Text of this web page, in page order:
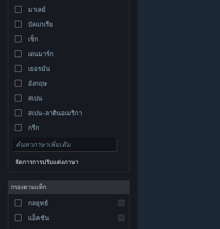
© Valve Corporation สงวนลิขสิทธิ์ เครื่องหมายการค้า
และประเทศอื่น
นโยบายความเป็นส่วนตัว
การช่วยการเข้าถึง|
Steam| การคืนเงิน
มาเลย์
บัลแกเรีย
เช็ก
เดนมาร์ก
เยอรมัน
อังกฤษ
สเปน
สเปน-ลาตินอเมริกา
กรีก
จัดการการปรับแต่งภาษา
กรองตามแท็ก
กลยุทธ์
แอ็คชัน